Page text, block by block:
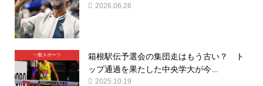
2026.06.26
一般スポーツ
箱根駅伝予選会の集団走はもう古い？ ト
ップ通過を果たした中央学大が今...
2025.10.19